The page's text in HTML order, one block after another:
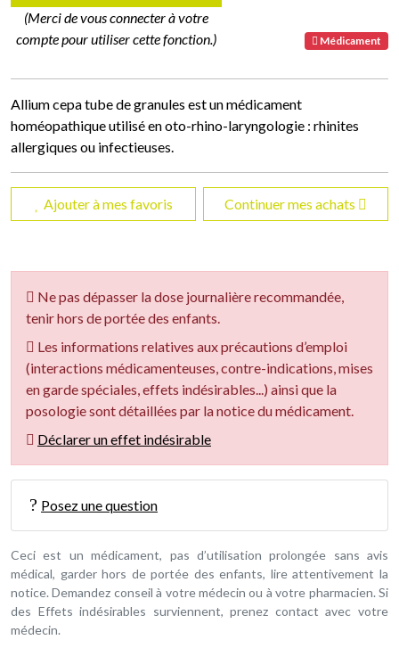
(Merci de vous connecter à votre
compte pour utiliser cette fonction.)
Médicament
Allium cepa tube de granules est un médicament
homéopathique utilisé en oto-rhino-laryngologie : rhinites
allergiques ou infectieuses.
Ajouter à mes favoris Continuer mes achats
Ne pas dépasser la dose journalière recommandée,
tenir hors de portée des enfants.
Les informations relatives aux précautions d’emploi
(interactions médicamenteuses, contre-indications, mises
en garde spéciales, effets indésirables...) ainsi que la
posologie sont détaillées par la notice du médicament.
Déclarer un effet indésirable
Posez une question
Ceci est un médicament, pas d’utilisation prolongée sans avis
médical, garder hors de portée des enfants, lire attentivement la
notice. Demandez conseil à votre médecin ou à votre pharmacien. Si
des Effets indésirables surviennent, prenez contact avec votre
médecin.